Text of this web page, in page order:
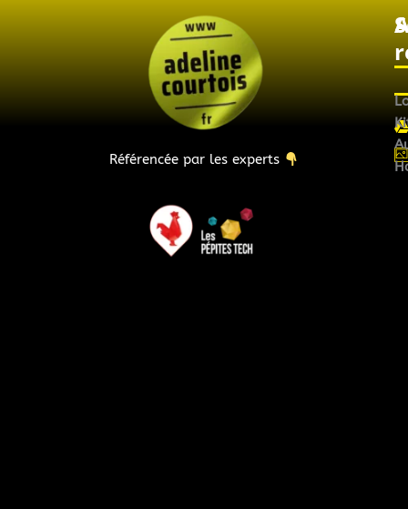
Référencée par les experts